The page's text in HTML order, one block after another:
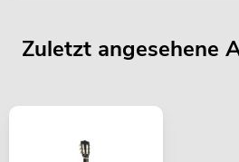
Zuletzt angesehene